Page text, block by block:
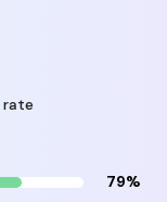
rate
79%